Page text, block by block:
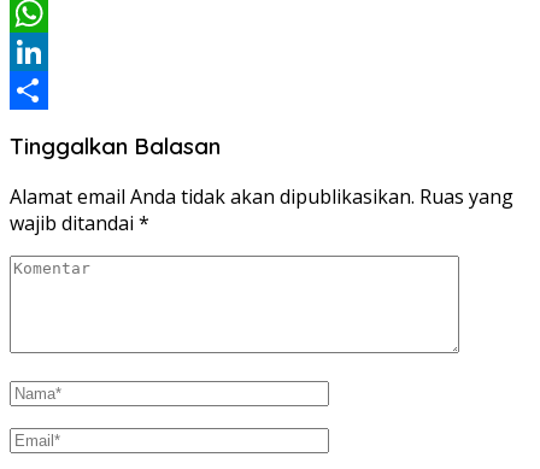
Email
WhatsApp
LinkedIn
Tinggalkan Balasan
Alamat email Anda tidak akan dipublikasikan. Ruas yang
wajib ditandai *